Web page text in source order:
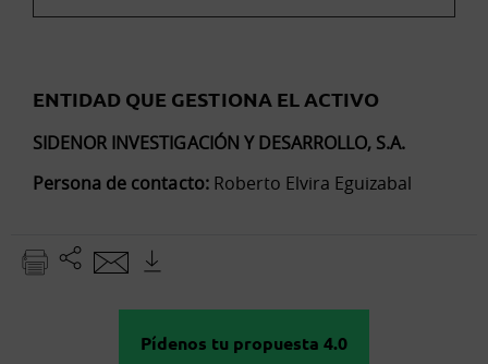
ENTIDAD QUE GESTIONA EL ACTIVO
SIDENOR INVESTIGACIÓN Y DESARROLLO, S.A.
Persona de contacto:Roberto Elvira Eguizabal
Pídenos tu propuesta 4.0